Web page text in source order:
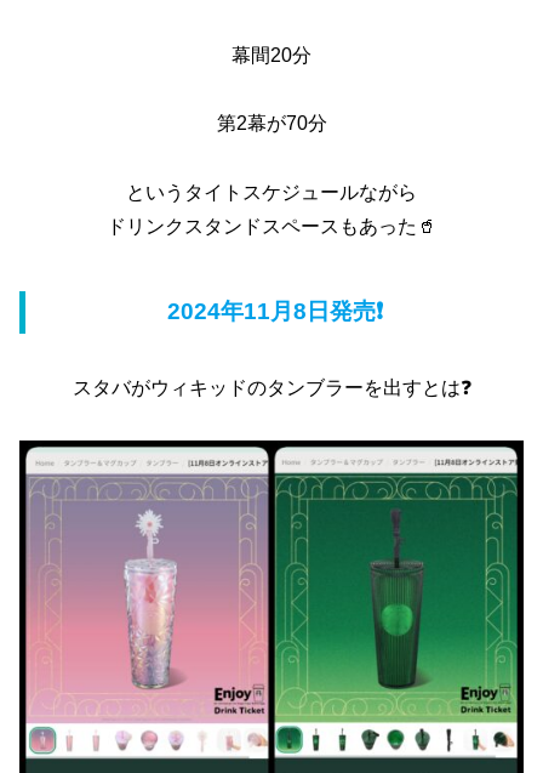
幕間20分
第2幕が70分
というタイトスケジュールながら
ドリンクスタンドスペースもあった🥤
2024年11月8日発売❗
スタバがウィキッドのタンブラーを出すとは❓